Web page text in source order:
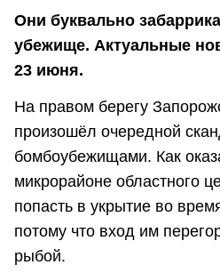
Они буквально
убежище. Актуальные
23 июня.
На правом берегу
произошёл очередной
бомбоубежищами. Как
микрорайоне областного
попасть в укрытие во
потому что вход им
рыбой.